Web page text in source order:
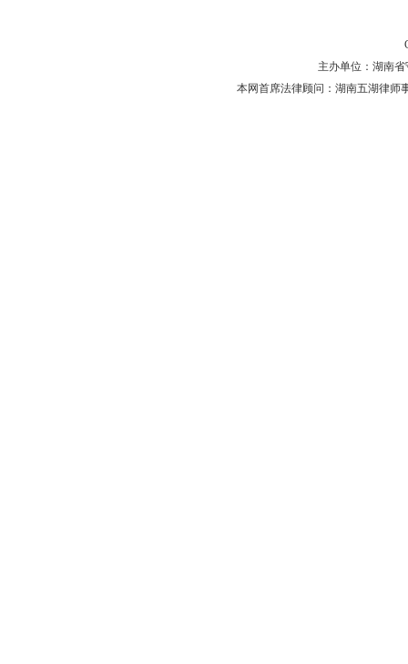
主办单位：湖南省
本网首席法律顾问：湖南五湖律师